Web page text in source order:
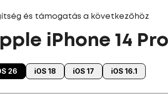
és támogatás a következőhöz
iPhone 14
26 iOS 18 iOS 17 iOS 16.1